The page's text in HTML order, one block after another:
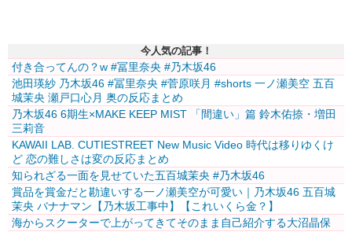
今人気の記事！
付き合ってんの？w #冨里奈央 #乃木坂46
池田瑛紗 乃木坂46 #冨里奈央 #菅原咲月 #shorts 一ノ瀬美空 五百
城茉央 瀬戸口心月 奥の反応まとめ
乃木坂46 6期生×MAKE KEEP MIST 「間違い」篇 鈴木佑捺・増田
三莉音
KAWAII LAB. CUTIESTREET New Music Video 時代は移りゆくけ
ど 恋の難しさは変の反応まとめ
知られざる一面を見せていた五百城茉央 #乃木坂46
賞品を賞金だと勘違いする一ノ瀬美空が可愛い｜乃木坂46 五百城
茉央 バナナマン【乃木坂工事中】【これいくら金？】
海からスクーターで上がってきてそのまま自己紹介する大沼晶保